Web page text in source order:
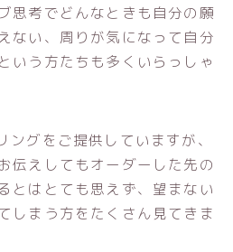
思考でどんなときも自分の願
ない、周りが気になって自分
いう方たちも多くいらっしゃ
グをご提供していますが、
伝えしてもオーダーした先の
とはとても思えず、望まない
しまう方をたくさん見てきま